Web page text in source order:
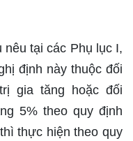
tại các Phụ lục I,
định này thuộc đối
gia tăng hoặc đối
5% theo quy định
thực hiện theo quy